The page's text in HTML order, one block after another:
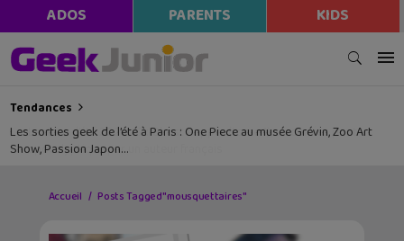
ADOS PARENTS KIDS
Tendances
Les sorties geek de l’été à Paris : One Piece au musée Grévin, Zoo Art
Show, Passion Japon…
Accueil Posts Tagged "mousquettaires"